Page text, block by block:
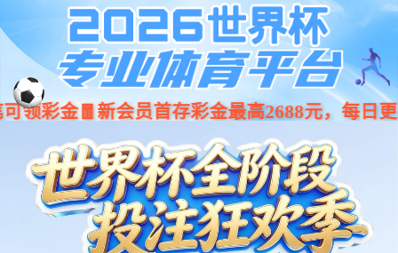
九游娱乐
(NineGameSports)官方网
站-九游引领娱乐潮流
Previous
不锈钢雕塑 广场雕塑
园林雕塑